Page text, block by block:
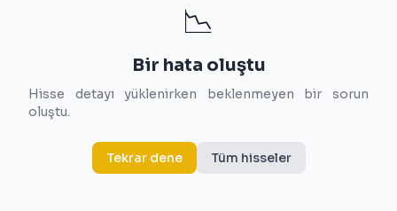
📉
Bir hata oluştu
Hisse detayı yüklenirken beklenmeyen bir sorun
oluştu.
Tekrar dene Tüm hisseler